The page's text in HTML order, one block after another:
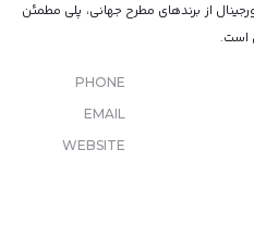
از برندهای مطرح جهانی، پلی مطمئن
است.
PHONE
EMAIL
WEBSITE